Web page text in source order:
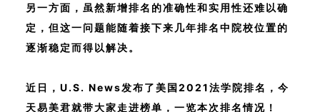
另一方面，虽然新增排名的准确性和实用性还难以确
定，但这一问题能随着接下来几年排名中院校位置的
逐渐稳定而得以解决。
近日，U.S. News发布了美国2021法学院排名 ，今
天易美君就带大家走进榜单，一览本次排名情况！